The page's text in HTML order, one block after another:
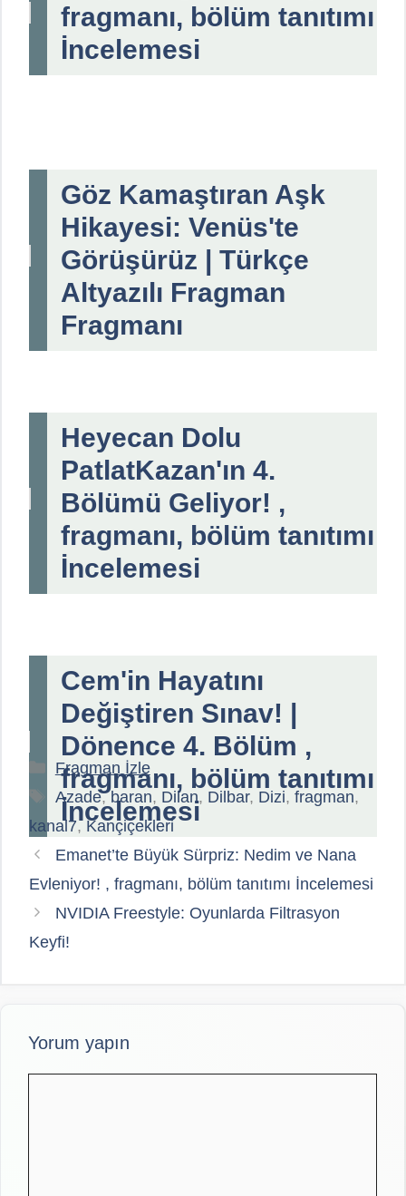
fragmanı, bölüm tanıtımı
İncelemesi
Göz Kamaştıran Aşk
Hikayesi: Venüs'te
Görüşürüz | Türkçe
Altyazılı Fragman
Fragmanı
Heyecan Dolu
PatlatKazan'ın 4.
Bölümü Geliyor! ,
fragmanı, bölüm tanıtımı
İncelemesi
Cem'in Hayatını
Değiştiren Sınav! |
Dönence 4. Bölüm ,
fragmanı, bölüm tanıtımı
İncelemesi
Kategoriler
Fragman İzle
Etiketler
Azade,baran, Dilan, Dilbar, Dizi, fragman,
kanal7, Kançiçekleri
Emanet’te Büyük Sürpriz: Nedim ve Nana
Evleniyor! , fragmanı, bölüm tanıtımı İncelemesi
NVIDIA Freestyle: Oyunlarda Filtrasyon
Keyfi!
Yorum yapın